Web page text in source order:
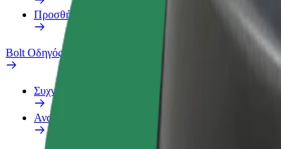
Προσθήκη εστιατορίου ή καταστήματος
Bolt Οδηγός
Συχνές Ερωτήσεις
Αναφορά οχήματος